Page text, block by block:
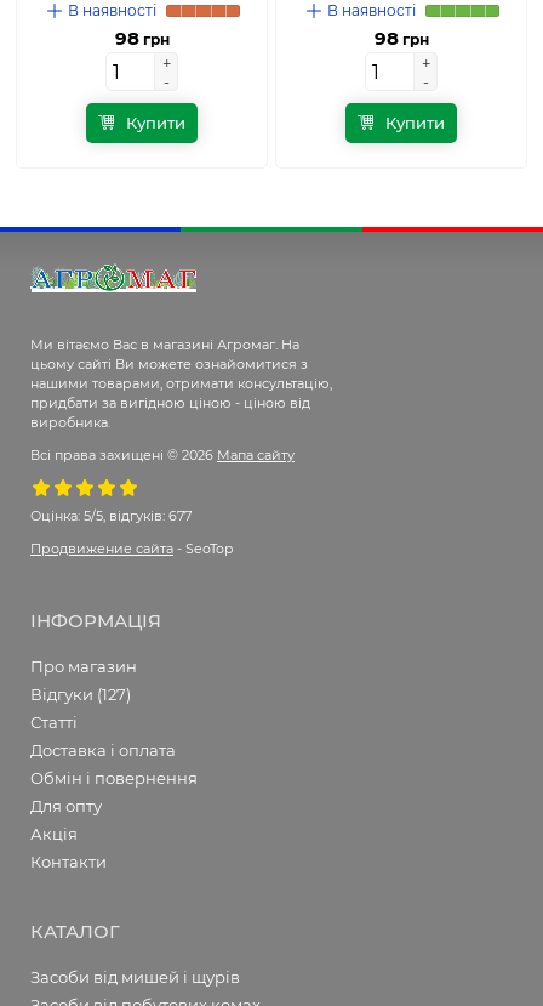
В наявності
98грн
+
-
+
-
Купити
В наявності
98грн
+
-
+
-
Купити
Ми вітаємо Вас в магазині Агромаг. На
цьому сайті Ви можете ознайомитися з
нашими товарами, отримати консультацію,
придбати за вигідною ціною - ціною від
виробника.
Всі права захищені © 2026 Мапа сайту
Оцінка: 5/5, відгуків: 677
Продвижение сайта - SeoTop
ІНФОРМАЦІЯ
Про магазин
Відгуки (127)
Статті
Доставка і оплата
Обмін і повернення
Для опту
Акція
Контакти
КАТАЛОГ
Засоби від мишей і щурів